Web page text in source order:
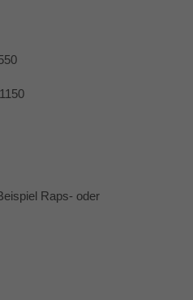
Raps- oder